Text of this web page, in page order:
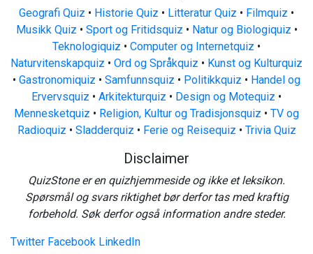
Geografi Quiz • Historie Quiz • Litteratur Quiz • Filmquiz •
Musikk Quiz • Sport og Fritidsquiz • Natur og Biologiquiz •
Teknologiquiz • Computer og Internetquiz •
Naturvitenskapquiz • Ord og Språkquiz • Kunst og Kulturquiz
• Gastronomiquiz • Samfunnsquiz • Politikkquiz • Handel og
Ervervsquiz • Arkitekturquiz • Design og Motequiz •
Mennesketquiz • Religion, Kultur og Tradisjonsquiz • TV og
Radioquiz • Sladderquiz • Ferie og Reisequiz • Trivia Quiz
Disclaimer
QuizStone er en quizhjemmeside og ikke et leksikon.
Spørsmål og svars riktighet bør derfor tas med kraftig
forbehold. Søk derfor også information andre steder.
Twitter Facebook LinkedIn